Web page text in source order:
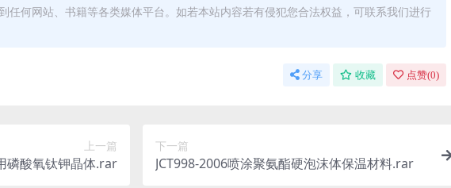
任何网站、书籍等各类媒体平台。如若本站内容若有侵犯您合法权益，可联系我们进行
分享 收藏 点赞(0)
上一篇
磷酸氧钛钾晶体.rar
下一篇
JCT998-2006喷涂聚氨酯硬泡沫体保温材料.rar